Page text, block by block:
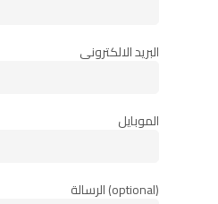
البريد الالكتروني
الموبايل
الرسالة (optional)